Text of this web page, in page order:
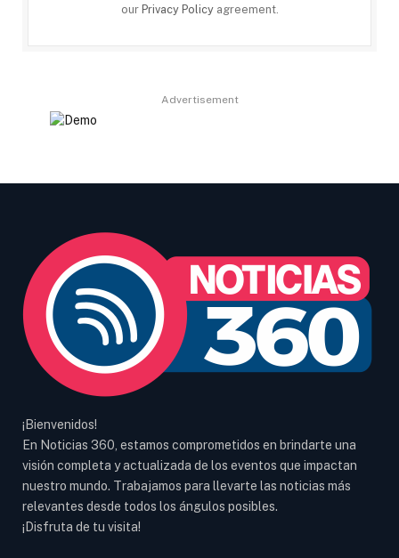
our Privacy Policyagreement.
Advertisement
¡Bienvenidos!
En Noticias 360, estamos comprometidos en brindarte una
visión completa y actualizada de los eventos que impactan
nuestro mundo. Trabajamos para llevarte las noticias más
relevantes desde todos los ángulos posibles.
¡Disfruta de tu visita!